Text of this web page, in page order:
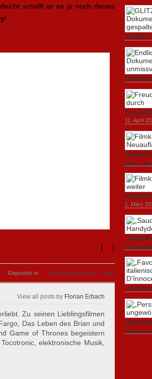
schafft er es ja noch dieses
!
(via)
Gepostet in » Alle Beiträge News Trailer
View all posts by Florian Erbach
Zu seinen Lieblingsfilmen
Das Leben des Brian und
Game of Thrones begeistern
elektronische Musik,
Amerika.
3.
Endlich
19. Mai
Freud
11. April
eines
1. März
„Saudi
25.